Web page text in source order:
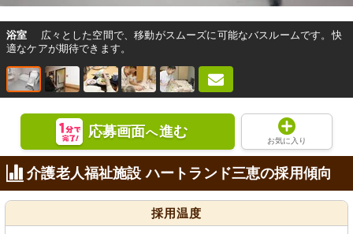
浴室
広々とした空間で、移動がスムーズに可能なバスルームです。快
適なケアが期待できます。
応募画面へ進む
お気に入り
介護老人福祉施設 ハートランド三恵の採用傾向
採用温度